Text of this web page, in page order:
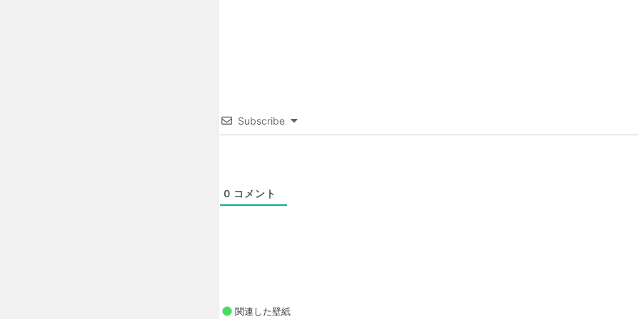
Subscribe
0 コメント
関連した壁紙